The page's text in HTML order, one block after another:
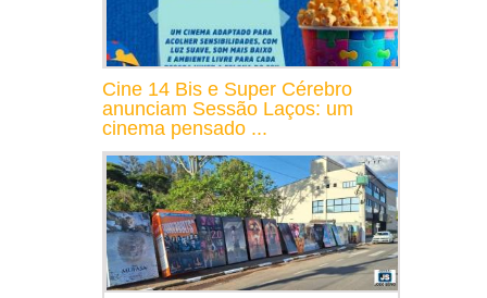
Cine 14 Bis e Super Cérebro
anunciam Sessão Laços: um
cinema pensado ...